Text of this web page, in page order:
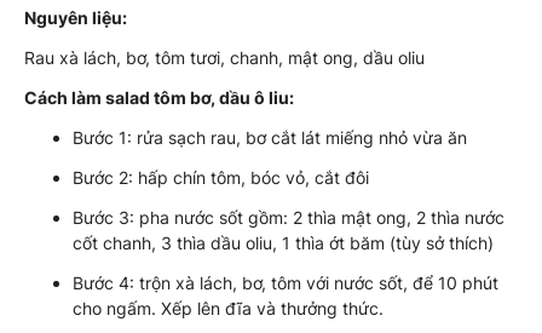
Nguyên liệu:
Rau xà lách, bơ, tôm tươi, chanh, mật ong, dầu oliu
Cách làm salad tôm bơ, dầu ô liu:
Bước 1: rửa sạch rau, bơ cắt lát miếng nhỏ vừa ăn
Bước 2: hấp chín tôm, bóc vỏ, cắt đôi
Bước 3: pha nước sốt gồm: 2 thìa mật ong, 2 thìa nước
cốt chanh, 3 thìa dầu oliu, 1 thìa ớt băm (tùy sở thích)
Bước 4: trộn xà lách, bơ, tôm với nước sốt, để 10 phút
cho ngấm. Xếp lên đĩa và thưởng thức.